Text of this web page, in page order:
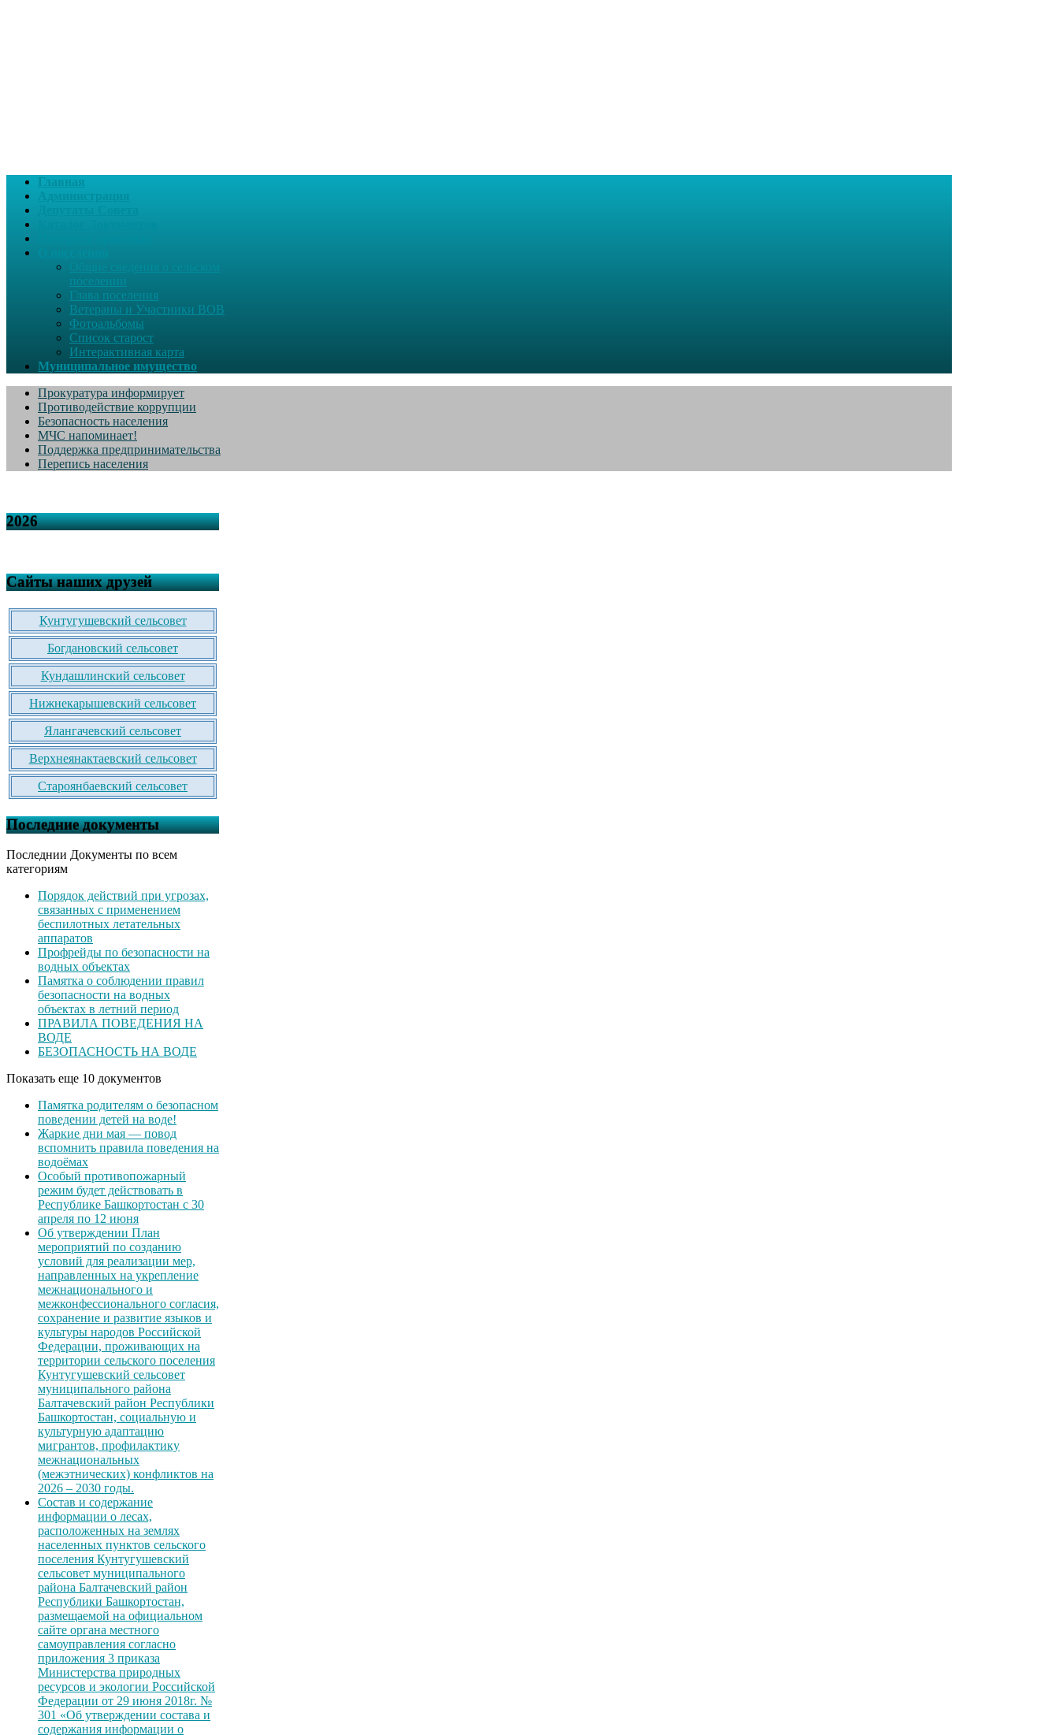
Главная
поселении
Глава поселения
Ветераны и Участники ВОВ
Фотоальбомы
Список старост
Интерактивная карта
Муниципальное имущество
Прокуратура информирует
Противодействие коррупции
Безопасность населения
МЧС напоминает!
Поддержка предпринимательства
Перепись населения
2026
Сайты наших друзей
Кунтугушевский сельсовет
Богдановский сельсовет
Кундашлинский сельсовет
Нижнекарышевский сельсовет
Ялангачевский сельсовет
Верхнеянактаевский сельсовет
Староянбаевский сельсовет
Последние документы
Последнии Документы по всем
категориям
Порядок действий при угрозах,
связанных с применением
беспилотных летательных
аппаратов
Профрейды по безопасности на
водных объектах
Памятка о соблюдении правил
безопасности на водных
объектах в летний период
ПРАВИЛА ПОВЕДЕНИЯ НА
ВОДЕ
БЕЗОПАСНОСТЬ НА ВОДЕ
Показать еще 10 документов
Памятка родителям о безопасном
поведении детей на воде!
Жаркие дни мая — повод
вспомнить правила поведения на
водоёмах
Особый противопожарный
режим будет действовать в
Республике Башкортостан с 30
апреля по 12 июня
Об утверждении План
мероприятий по созданию
условий для реализации мер,
направленных на укрепление
межнационального и
межконфессионального согласия,
сохранение и развитие языков и
культуры народов Российской
Федерации, проживающих на
территории сельского поселения
Кунтугушевский сельсовет
муниципального района
Балтачевский район Республики
Башкортостан, социальную и
культурную адаптацию
мигрантов, профилактику
межнациональных
(межэтнических) конфликтов на
2026 – 2030 годы.
Состав и содержание
информации о лесах,
расположенных на землях
населенных пунктов сельского
поселения Кунтугушевский
сельсовет муниципального
района Балтачевский район
Республики Башкортостан,
размещаемой на официальном
сайте органа местного
самоуправления согласно
приложения 3 приказа
Министерства природных
ресурсов и экологии Российской
Федерации от 29 июня 2018г. №
301 «Об утверждении состава и
содержания информации о